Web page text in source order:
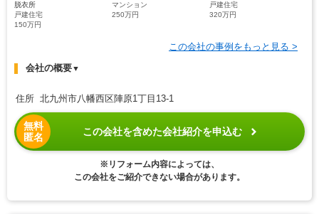
脱衣所
戸建住宅
150万円
マンション
250万円
戸建住宅
320万円
この会社の事例をもっと見る >
会社の概要▼
住所 北九州市八幡西区陣原1丁目13-1
無料
匿名
この会社を含めた会社紹介を申込む
※リフォーム内容によっては、
この会社をご紹介できない場合があります。